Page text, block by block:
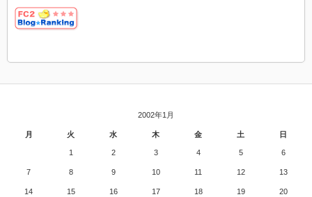
2002年1月
月 火 水 木 金 土 日
1 2 3 4 5 6
7 8 9 10 11 12 13
14 15 16 17 18 19 20